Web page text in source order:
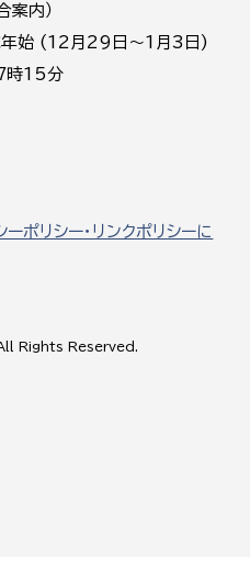
内）
年始 (12月29日～1月3日)
時15分
ポリシー・リンクポリシーに
Rights Reserved.